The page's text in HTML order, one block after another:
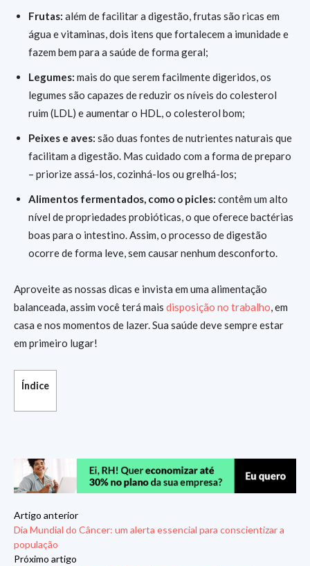
Frutas: além de facilitar a digestão, frutas são ricas em
água e vitaminas, dois itens que fortalecem a imunidade e
fazem bem para a saúde de forma geral;
Legumes: mais do que serem facilmente digeridos, os
legumes são capazes de reduzir os níveis do colesterol
ruim (LDL) e aumentar o HDL, o colesterol bom;
Peixes e aves: são duas fontes de nutrientes naturais que
facilitam a digestão. Mas cuidado com a forma de preparo
– priorize assá-los, cozinhá-los ou grelhá-los;
Alimentos fermentados, como o picles: contêm um alto
nível de propriedades probióticas, o que oferece bactérias
boas para o intestino. Assim, o processo de digestão
ocorre de forma leve, sem causar nenhum desconforto.
Aproveite as nossas dicas e invista em uma alimentação
balanceada, assim você terá mais disposição no trabalho, em
casa e nos momentos de lazer. Sua saúde deve sempre estar
em primeiro lugar!
Índice
Artigo anterior
Dia Mundial do Câncer: um alerta essencial para conscientizar a
população
Próximo artigo